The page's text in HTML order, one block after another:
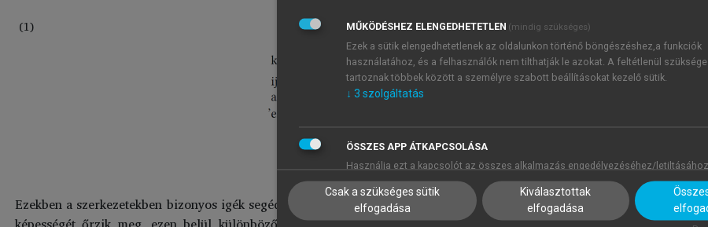
(1)
Ezekben a szerkezetekben bizonyos igék segédigékké válnak. Eredeti jelentésükből csak a folyamatosságra vagy
MŰKÖDÉSHEZ ELENGEDHETETLEN (mindig szükséges)
Ezek a sütik elengedhetetlenek az oldalunkon történő böngészéshez,a funkciók
használatához, és a felhasználók nem tilthatják le azokat. A feltétlenül
tartoznak többek között a személyre szabott beállításokat kezelő sütik.
↓ 3 szolgáltatás
ÖSSZES APP ÁTKAPCSOLÁSA
Használja ezt a kapcsolót az összes alkalmazás engedélyezéséhez/
Csak a szükséges sütik
elfogadása
Kiválasztottak
elfogadása